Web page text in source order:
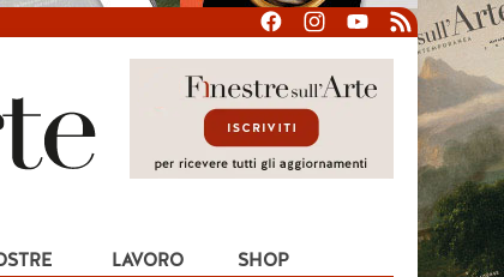
LAVORO SHOP